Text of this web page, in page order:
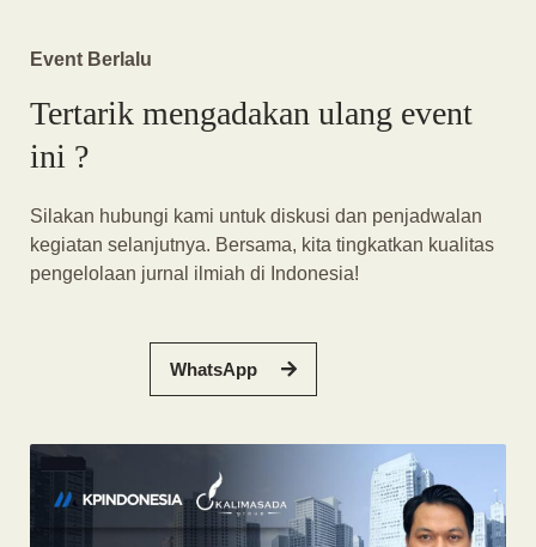
Event Berlalu
Tertarik mengadakan ulang event
ini ?
Silakan hubungi kami untuk diskusi dan penjadwalan
kegiatan selanjutnya. Bersama, kita tingkatkan kualitas
pengelolaan jurnal ilmiah di Indonesia!
WhatsApp